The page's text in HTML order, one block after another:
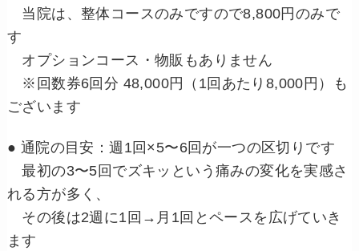
当院は、整体コースのみですので8,800円のみで
す
オプションコース・物販もありません
※回数券6回分 48,000円（1回あたり8,000円）も
ございます
● 通院の目安：週1回×5〜6回が一つの区切りです
最初の3〜5回でズキッという痛みの変化を実感さ
れる方が多く、
その後は2週に1回→月1回とペースを広げていき
ます